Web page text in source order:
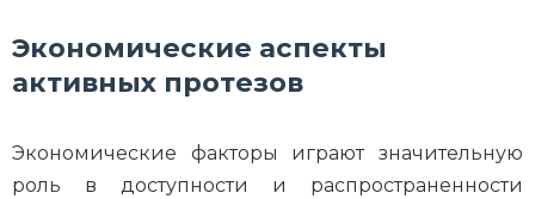
Экономические аспекты
активных протезов
Экономические факторы играют значительную
роль в доступности и распространенности